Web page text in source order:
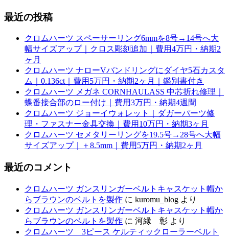
最近の投稿
クロムハーツ スペーサーリング6mmを8号→14号へ大
幅サイズアップ｜クロス彫刻追加｜費用4万円・納期2
ヶ月
クロムハーツ ナローVバンドリングにダイヤ5石カスタ
ム｜0.136ct｜費用5万円・納期2ヶ月｜鑑別書付き
クロムハーツ メガネ CORNHAULASS 中芯折れ修理｜
蝶番接合部のロー付け｜費用3万円・納期4週間
クロムハーツ ジョーイウォレット｜ダガーパーツ修
理・ファスナー金具交換｜費用10万円・納期3ヶ月
クロムハーツ セメタリーリングを19.5号→28号へ大幅
サイズアップ｜＋8.5mm｜費用5万円・納期2ヶ月
最近のコメント
クロムハーツ ガンスリンガーベルトキャスケット帽か
らブラウンのベルトを製作 に kuromu_blog より
クロムハーツ ガンスリンガーベルトキャスケット帽か
らブラウンのベルトを製作 に 河縁 彰 より
クロムハーツ 3ピース ケルティックローラーベルト